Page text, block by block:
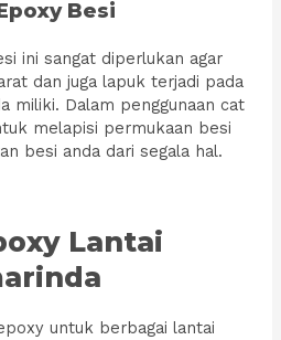
Besi
ini sangat diperlukan agar
dan juga lapuk terjadi pada
miliki. Dalam penggunaan cat
melapisi permukaan besi
besi anda dari segala hal.
Lantai
untuk berbagai lantai